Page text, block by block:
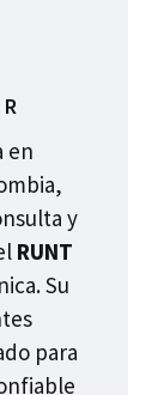
en
y
RUNT
Su
para